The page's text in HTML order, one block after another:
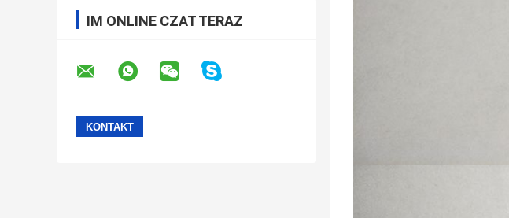
IM ONLINE CZAT TERAZ